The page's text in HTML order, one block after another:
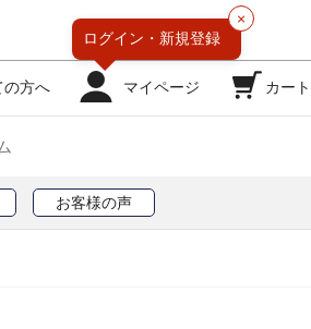
の方へ マイページ
×
ログイン・ 新規登録
カート
お客様の声